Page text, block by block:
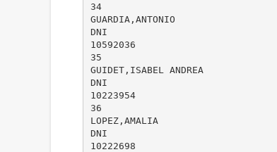
34
GUARDIA,ANTONIO
DNI
10592036
35
GUIDET,ISABEL ANDREA
DNI
10223954
36
LOPEZ,AMALIA
DNI
10222698